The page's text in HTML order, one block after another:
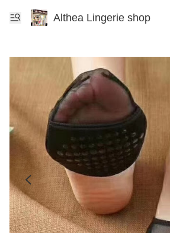
Althea Lingerie shop